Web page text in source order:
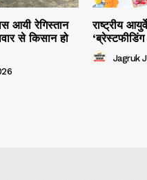
आयी रेगिस्तान
से किसान हो
राष्ट्रीय
Jagruk